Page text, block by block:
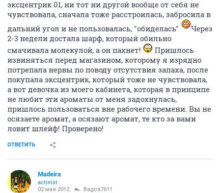
эксцентрик 01, ни тот ни другой вообще от себя не
чувствовала, сначала тоже расстроилась, забросила в
дальний угол и не пользовалась, "обиделась"
Через
2-3 недели достала шарф, который обильно
смачивала молекулой, а он пахнет!
Пришлось
извиняться перед магазином, которому я изрядно
потрепала нервы по поводу отсутствия запаха, после
покупала эксцентрик, который тоже не чувствовала,
а вот девочка из моего кабинета, которая в принципе
не любит эти ароматы от меня задохнулась,
пришлось пользоваться вне рабочего времени. Вы не
осязаете аромат, а осязают аромат, те кто за вами
ловит шлейф! Проверено!
ОТВЕТИТЬ
Madeira
activist
02 мая 2012 Bagira7611